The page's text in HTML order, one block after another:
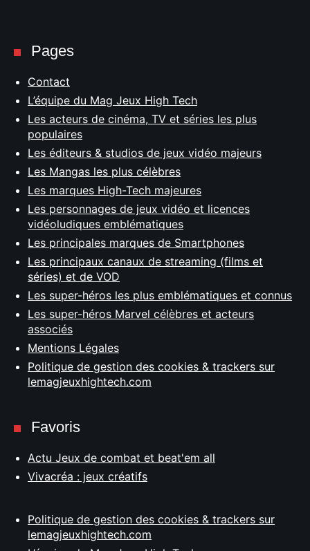
Pages
Contact
L’équipe du Mag Jeux High Tech
Les acteurs de cinéma, TV et séries les plus
populaires
Les éditeurs & studios de jeux vidéo majeurs
Les Mangas les plus célèbres
Les marques High-Tech majeures
Les personnages de jeux vidéo et licences
vidéoludiques emblématiques
Les principales marques de Smartphones
Les principaux canaux de streaming (films et
séries) et de VOD
Les super-héros les plus emblématiques et connus
Les super-héros Marvel célèbres et acteurs
associés
Mentions Légales
Politique de gestion des cookies & trackers sur
lemagjeuxhightech.com
Favoris
Actu Jeux de combat et beat'em all
Vivacréa : jeux créatifs
Politique de gestion des cookies & trackers sur
lemagjeuxhightech.com